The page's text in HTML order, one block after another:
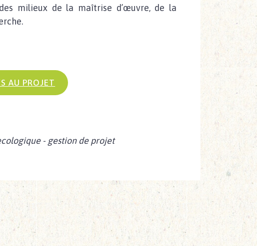
milieux de la maîtrise d’œuvre, de la
AU PROJET
- gestion de projet